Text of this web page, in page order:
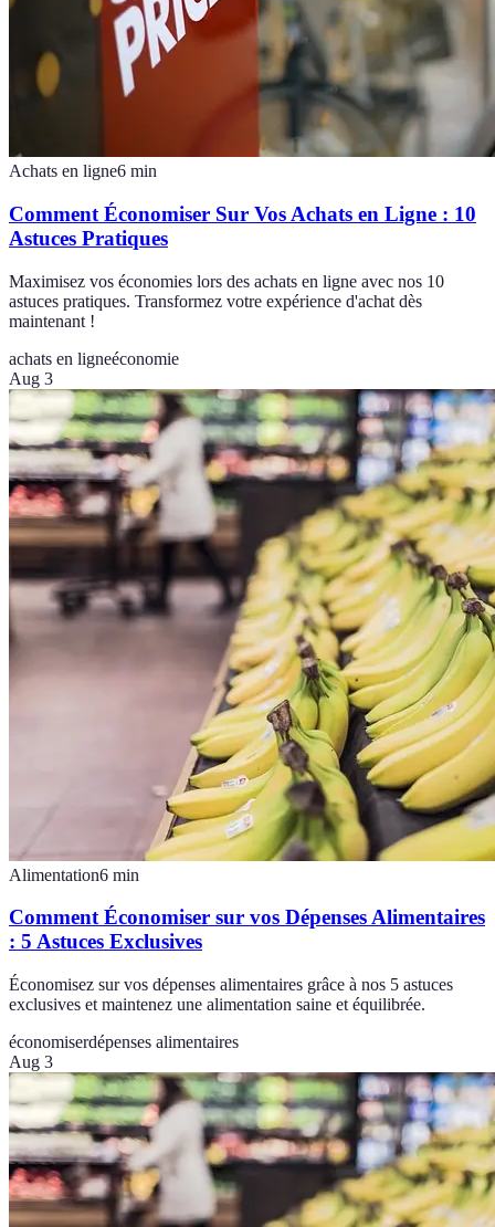
Achats en ligne6 min
Comment Économiser Sur Vos Achats en Ligne : 10
Astuces Pratiques
Maximisez vos économies lors des achats en ligne avec nos 10
astuces pratiques. Transformez votre expérience d'achat dès
maintenant !
achats en ligneéconomie
Aug 3
Alimentation6 min
Comment Économiser sur vos Dépenses Alimentaires
: 5 Astuces Exclusives
Économisez sur vos dépenses alimentaires grâce à nos 5 astuces
exclusives et maintenez une alimentation saine et équilibrée.
économiserdépenses alimentaires
Aug 3